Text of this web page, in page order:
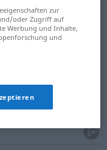
durch
zur
oder Zugriff auf
Werbung und Inhalte,
und